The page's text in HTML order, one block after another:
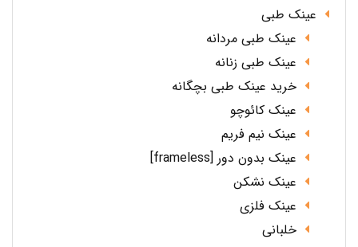
عینک طبی
عینک طبی مردانه
عینک طبی زنانه
خرید عینک طبی بچگانه
عینک کائوچو
عینک نیم فریم
عینک بدون دور [frameless]
عینک نشکن
عینک فلزی
خلبانی